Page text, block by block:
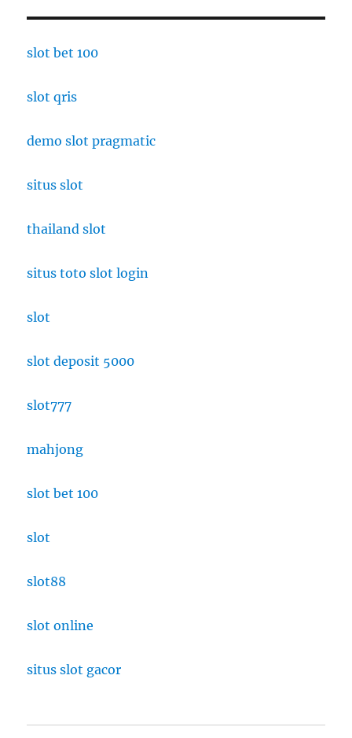
slot bet 100
slot qris
demo slot pragmatic
situs slot
thailand slot
situs toto slot login
slot
slot deposit 5000
slot777
mahjong
slot bet 100
slot
slot88
slot online
situs slot gacor